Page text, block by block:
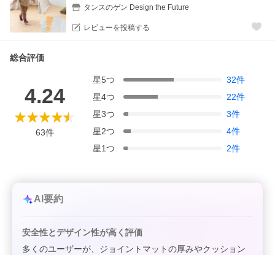
タンスのゲン Design the Future
レビューを投稿する
総合評価
4.24
63件
星5つ 32件
星4つ 22件
星3つ 3件
星2つ 4件
星1つ 2件
AI要約
安全性とデザイン性が高く評価
多くのユーザーが、ジョイントマットの厚みやクッション